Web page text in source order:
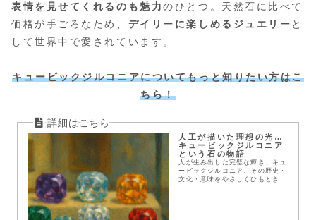
表情を見せてくれるのも魅力のひとつ。天然石に比べて
価格が手ごろなため、 デイリーに楽しめるジュエリー と
して世界中で愛されています。
キュービックジルコニアについてもっと知りたい方はこ
ちら！
人工が描いた理想の光…
キュービックジルコニア
という石の物語
人が生み出した完璧な輝き、キュ
ービックジルコニア。その歴史・
文化・意味をやさしくひもとき、